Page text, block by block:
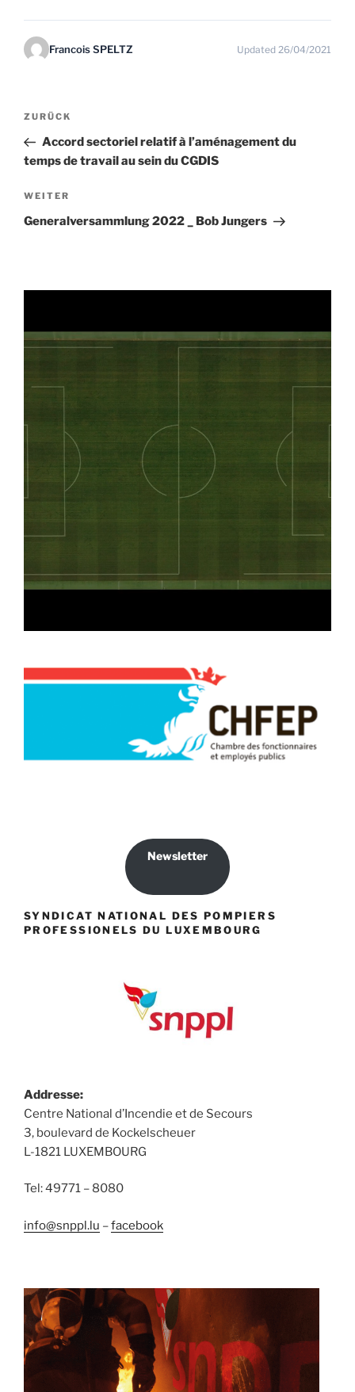
Francois SPELTZ Updated 26/04/2021
Beitragsnavigation
Vorheriger
Beitrag
ZURÜCK
Accord sectoriel relatif à l’aménagement du
temps de travail au sein du CGDIS
Nächster
Beitrag
WEITER
Generalversammlung 2022 _ Bob Jungers
Newsletter
SYNDICAT NATIONAL DES POMPIERS
PROFESSIONELS DU LUXEMBOURG
Addresse:
Centre National d’Incendie et de Secours
3, boulevard de Kockelscheuer
L-1821 LUXEMBOURG
Tel: 49771 – 8080
info@snppl.lu –facebook